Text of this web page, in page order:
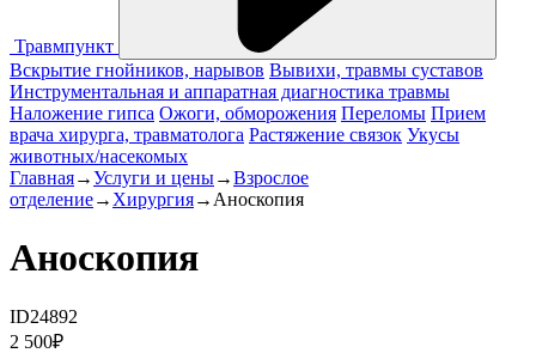
Травмпункт
Вскрытие гнойников, нарывов Вывихи, травмы суставов
Инструментальная и аппаратная диагностика травмы
Наложение гипса Ожоги, обморожения Переломы Прием
врача хирурга, травматолога Растяжение связок Укусы
животных/насекомых
Главная→Услуги и цены→Взрослое
отделение→ Хирургия→ Аноскопия
Аноскопия
ID24892
2 500₽